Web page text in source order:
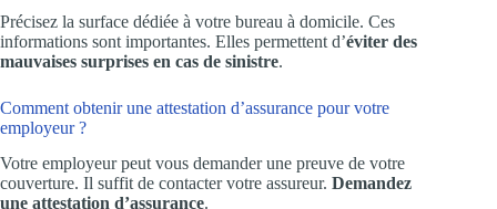
Précisez la surface dédiée à votre bureau à domicile. Ces
informations sont importantes. Elles permettent d’éviter des
mauvaises surprises en cas de sinistre.
Comment obtenir une attestation d’assurance pour votre
employeur ?
Votre employeur peut vous demander une preuve de votre
couverture. Il suffit de contacter votre assureur. Demandez
une attestation d’assurance.